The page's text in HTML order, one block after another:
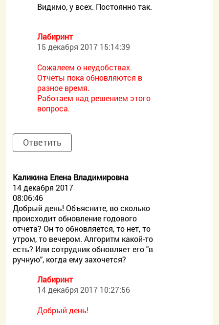
Видимо, у всех. Постоянно так.
Лабиринт
15 декабря 2017 15:14:39
Сожалеем о неудобствах.
Отчеты пока обновляются в
разное время.
Работаем над решением этого
вопроса.
Ответить
Каликина Елена Владимировна
14 декабря 2017
08:06:46
Добрый день! Объясните, во сколько
происходит обновление годового
отчета? Он то обновляется, то нет, то
утром, то вечером. Алгоритм какой-то
есть? Или сотрудник обновляет его "в
ручную", когда ему захочется?
Лабиринт
14 декабря 2017 10:27:56
Добрый день!